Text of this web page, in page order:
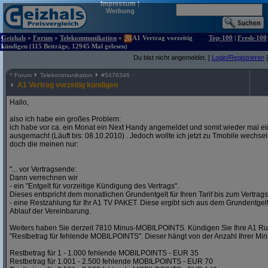
Impressum|
Werbung
Geizhals » Forum » Telekommunikation »
A1 Vertrag vorzeitig
kündigen (115 Beiträge, 12945 Mal gelesen)
Top-100 | Fresh-100
Du bist nicht angemeldet. [ Login/Registrieren ]
^ Forum Telekommunikation #5476346
A1 Vertrag vorzeitig kündigen
Hallo,
also ich habe ein großes Problem:
ich habe vor ca. ein Monat ein Next Handy angemeldet und somit wieder mal
ausgemacht (Läuft bis: 08.10.2010) . Jedoch wollte ich jetzt zu Tmobile
doch die meinen nur:
"... vor Vertragsende:
Dann verrechnen wir
- ein "Entgelt für vorzeitige Kündigung des Vertrags".
Dieses entspricht dem monatlichen Grundentgelt für Ihren Tarif bis zum
- eine Restzahlung für Ihr A1 TV PAKET. Diese ergibt sich aus dem
Ablauf der Vereinbarung.
Weiters haben Sie derzeit 7810 Minus-MOBILPOINTS. Kündigen Sie Ihre A1
"Restbetrag für fehlende MOBILPOINTS". Dieser hängt von der Anzahl Ihrer
Restbetrag für 1 - 1.000 fehlende MOBILPOINTS - EUR 35
Restbetrag für 1.001 - 2.500 fehlende MOBILPOINTS - EUR 70